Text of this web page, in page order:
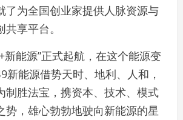
了为全国创业家提供人脉资源与
享平台。
新能源”正式起航，在这个能源变
新能源借势天时、地利、人和，
制胜法宝，携资本、技术、模式
势，雄心勃勃地驶向新能源的星